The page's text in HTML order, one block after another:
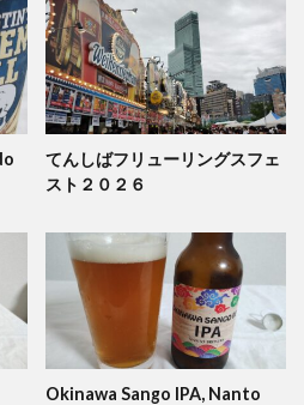
てんしばフリューリングスフェ
スト２０２６
Okinawa Sango IPA, Nanto